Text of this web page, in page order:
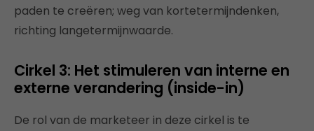
paden te creëren; weg van kortetermijndenken,
richting langetermijnwaarde.
Cirkel 3: Het stimuleren van interne en
externe verandering (inside-in)
De rol van de marketeer in deze cirkel is te